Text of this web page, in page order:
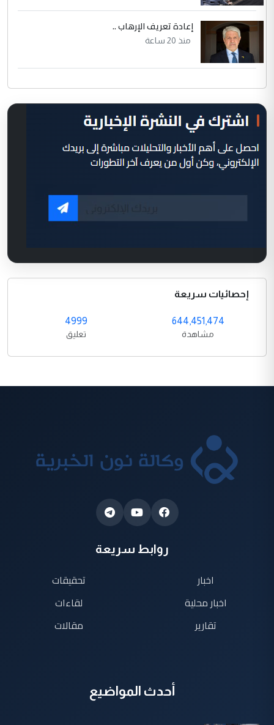
إعادة تعريف الإرهاب ..
منذ 20 ساعة
إحصائيات سريعة
644,451,474
مشاهدة
4999
تعليق
روابط سريعة
اخبار
اخبار محلية
تقارير
تحقيقات
لقاءات
مقالات
أحدث المواضيع